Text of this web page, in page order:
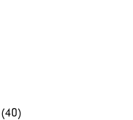
(40)